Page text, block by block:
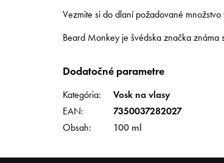
Vezmite si do dlaní požadované
Beard Monkey je švédska značka známa
Dodatočné parametre
Kategória:
Vosk na vlasy
EAN:
7350037282027
Obsah: 100 ml